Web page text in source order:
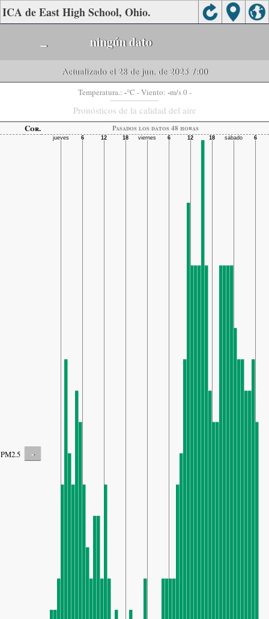
ICA de East High School, Ohio.
- ningún dato
Actualizado el 28 de jun. de 2025 7:00
Temperatura.: -°C - Viento: -m/s 0 -
Pronósticos de la calidad del aire
Cor. Pasados ​​los datos 48 horas
PM2.5 -